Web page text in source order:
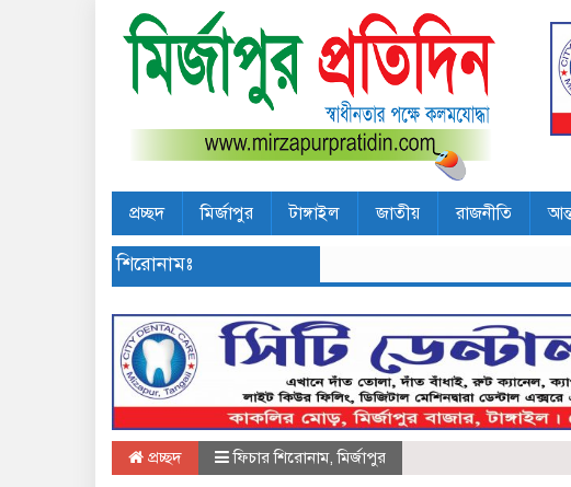
প্রচ্ছদ মির্জাপুর টাঙ্গাইল জাতীয় রাজনীতি
শিরোনামঃ
প্রচ্ছদ ফিচার শিরোনাম,মির্জাপুর